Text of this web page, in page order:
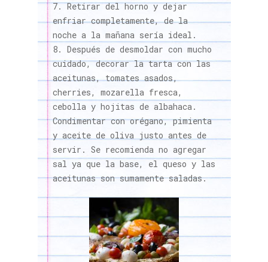
Retirar del horno y dejar
enfriar completamente, de la
noche a la mañana sería ideal.
Después de desmoldar con mucho
cuidado, decorar la tarta con las
aceitunas, tomates asados,
cherries, mozarella fresca,
cebolla y hojitas de albahaca.
Condimentar con orégano, pimienta
y aceite de oliva justo antes de
servir. Se recomienda no agregar
sal ya que la base, el queso y las
aceitunas son sumamente saladas.